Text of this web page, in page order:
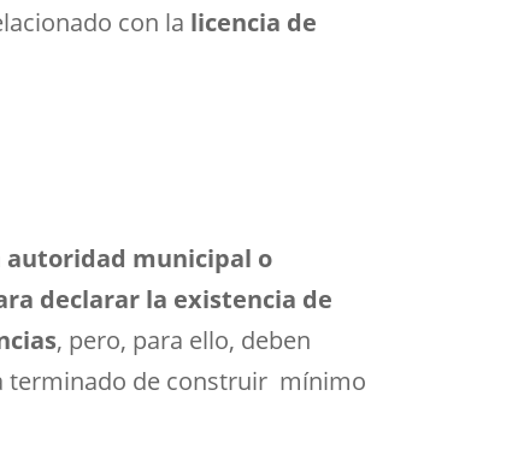
con la licencia de
autoridad municipal o
declarar la existencia de
, pero, para ello, deben
terminado de construir mínimo